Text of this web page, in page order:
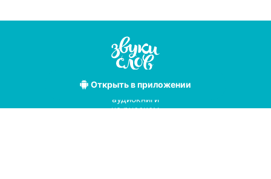
Открытьв приложении
Лучшие
аудиокниги
на русском